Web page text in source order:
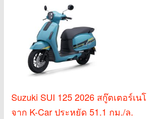
Suzuki SUI 125 2026 สกู๊ตเตอร์เน
จาก K-Car ประหยัด 51.1 กม./ล.